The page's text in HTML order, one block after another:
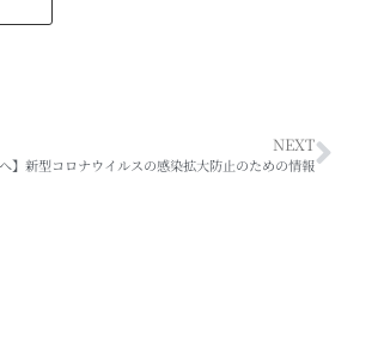
NEXT
へ】新型コロナウイルスの感染拡大防止のための情報